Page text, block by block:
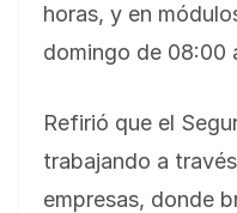
horas, y en
domingo de 08:00
Refirió que el
trabajando a
empresas, donde